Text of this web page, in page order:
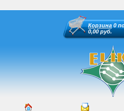
Корзина 0
0,00 руб.